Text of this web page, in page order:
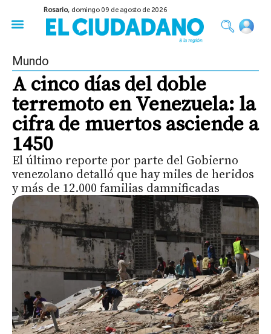
Rosario, domingo 09 de agosto de 2026
Mundo
A cinco días del doble
terremoto en Venezuela: la
cifra de muertos asciende a
1450
El último reporte por parte del Gobierno
venezolano detalló que hay miles de heridos
y más de 12.000 familias damnificadas